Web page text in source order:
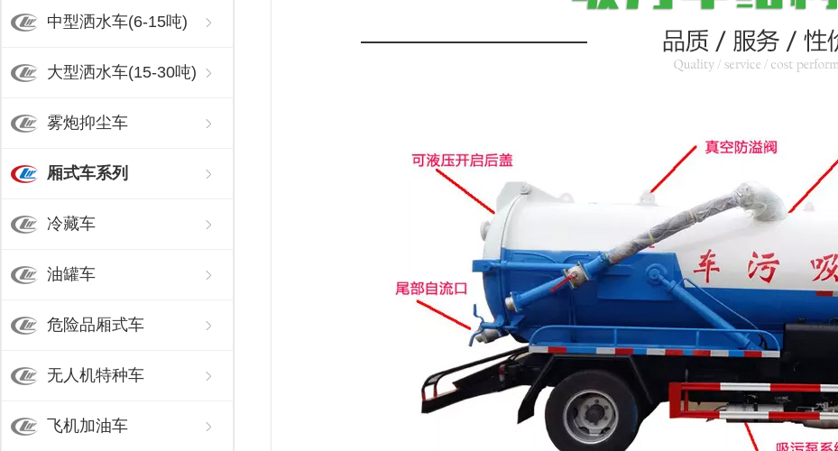
中型洒水车(6-15吨)
大型洒水车(15-30吨)
雾炮抑尘车
厢式车系列
冷藏车
油罐车
危险品厢式车
无人机特种车
飞机加油车